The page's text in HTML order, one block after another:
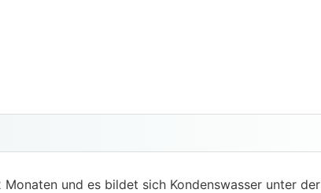
und es bildet sich Kondenswasser unter der